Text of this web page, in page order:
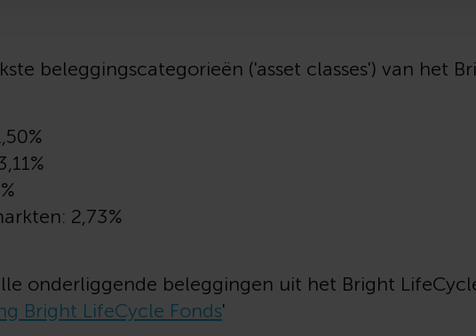
beleggingscategorieën ('asset classes') van het
2,73%
onderliggende beleggingen uit het Bright
Bright LifeCycle Fonds'